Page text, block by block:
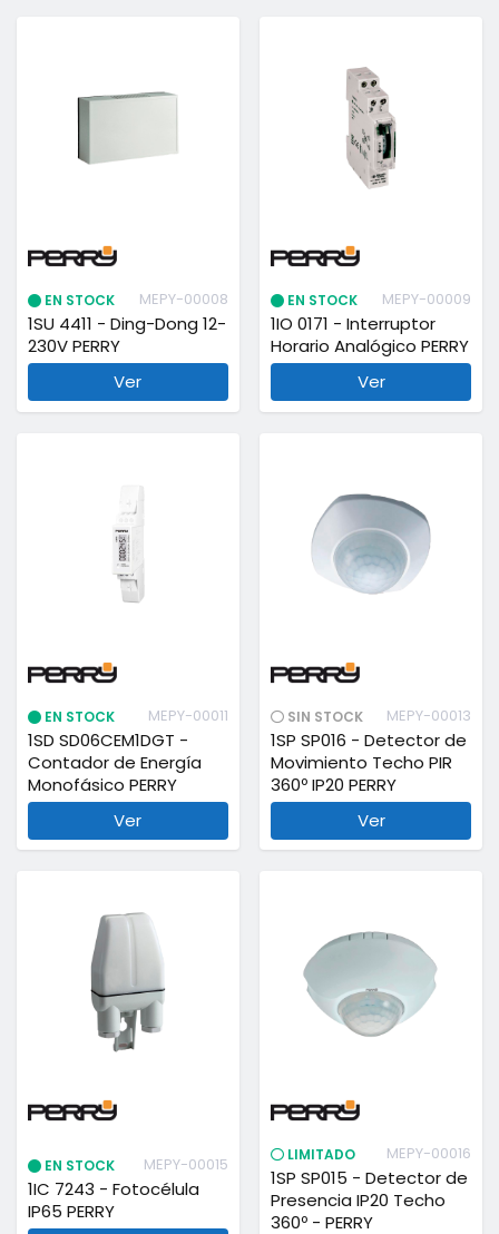
EN STOCK MEPY-00008
1SU 4411 - Ding-Dong 12-
230V PERRY
Ver
EN STOCK MEPY-00009
1IO 0171 - Interruptor
Horario Analógico PERRY
Ver
EN STOCK MEPY-00011
1SD SD06CEM1DGT -
Contador de Energía
Monofásico PERRY
Ver
SIN STOCK MEPY-00013
1SP SP016 - Detector de
Movimiento Techo PIR
360º IP20 PERRY
Ver
EN STOCK MEPY-00015
1IC 7243 - Fotocélula
IP65 PERRY
LIMITADO MEPY-00016
1SP SP015 - Detector de
Presencia IP20 Techo
360º - PERRY